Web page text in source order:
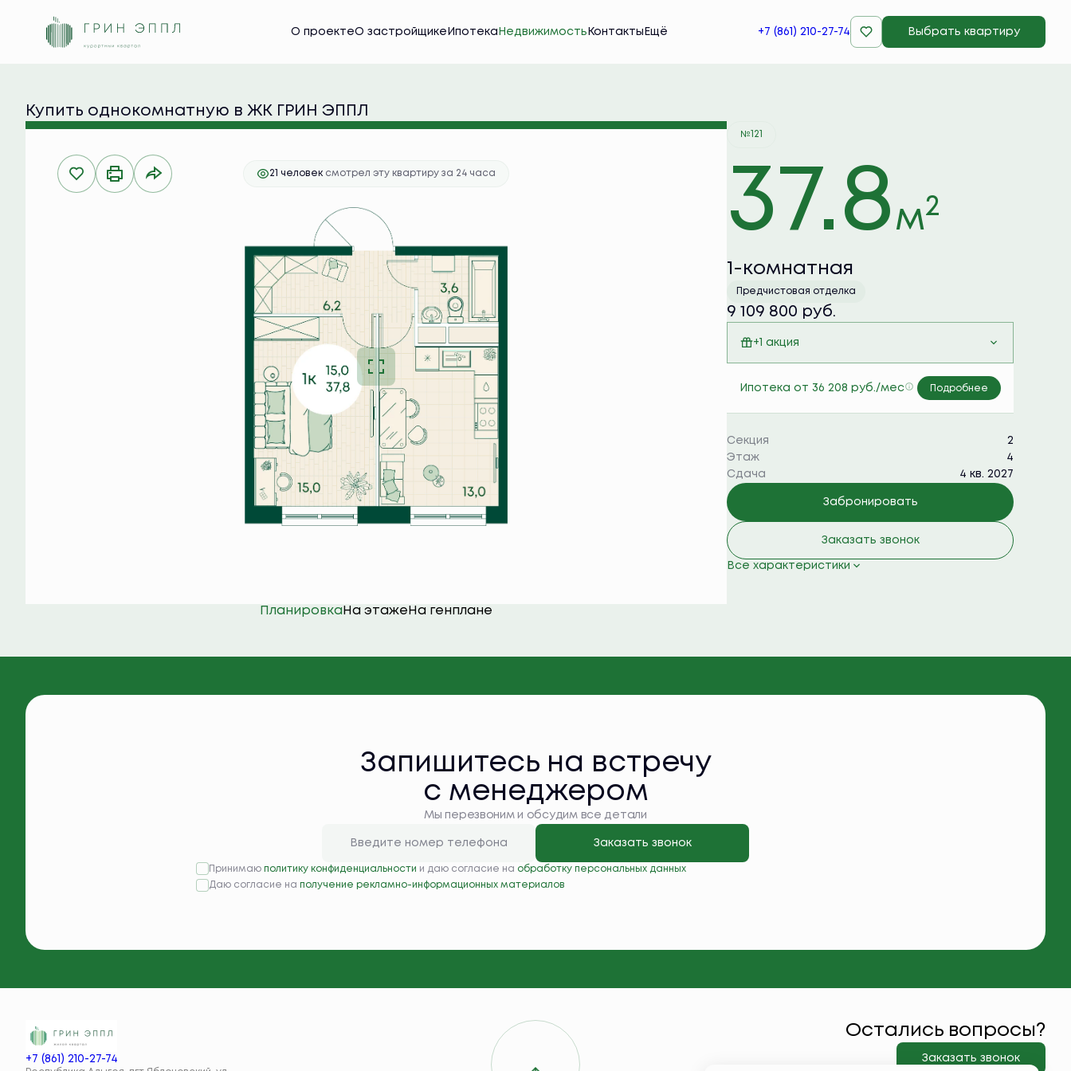
О проектеО застройщике Ипотека Недвижимость Контакты Ещё +7 (861) 210-27-74 Выбрать квартиру
1-комнатная 37.8 м 9 109 800 руб.Ипотека от 36 208 руб./мес. Забронировать
Купить однокомнатную в ЖК ГРИН ЭППЛ
21 человек смотрел эту квартиру за 24 часа
Планировка На этаже На генплане
№121
37.8м2
1-комнатная
Предчистовая отделка
9 109 800 руб.
+1 акция
Ипотека от 36 208 руб./мес Подробнее
Секция
2
Этаж
4
Сдача
4 кв. 2027
Забронировать
Заказать звонок
Все характеристики
Запишитесь на встречу
с менеджером
Мы перезвоним и обсудим все детали
Заказать звонок
Принимаю политику конфиденциальности и даю согласие на обработку персональных данных
Даю согласие на
получение рекламно-информационных материалов
+7 (861) 210-27-74
Остались вопросы?
Заказать звонок